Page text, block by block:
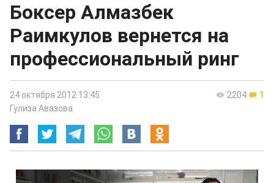
Боксер Алмазбек
Раимкулов вернется на
профессиональный ринг
2204 1
24 октября 2012 13:45
Гулиза Авазова